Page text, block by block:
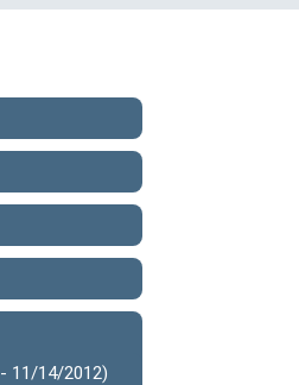
11/14/2012)